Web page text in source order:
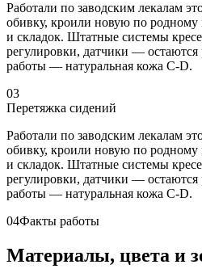
Работали по заводским лекалам
обивку, кроили новую по
и складок. Штатные системы
регулировки, датчики —
работы — натуральная кожа C-D.
03
Перетяжка сидений
Работали по заводским лекалам
обивку, кроили новую по
и складок. Штатные системы
регулировки, датчики —
работы — натуральная кожа C-D.
04Факты работы
Материалы, цвета и